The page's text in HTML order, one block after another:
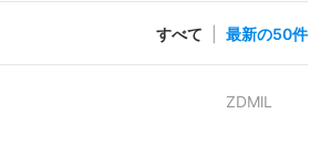
すべて 最新の50件
ZDMlL